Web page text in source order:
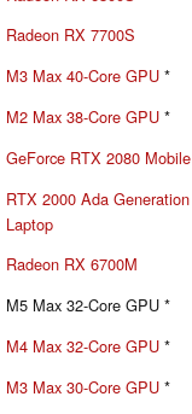
Radeon RX 7700S
M3 Max 40-Core GPU *
M2 Max 38-Core GPU *
GeForce RTX 2080 Mobile
RTX 2000 Ada Generation
Laptop
Radeon RX 6700M
M5 Max 32-Core GPU *
M4 Max 32-Core GPU *
M3 Max 30-Core GPU *